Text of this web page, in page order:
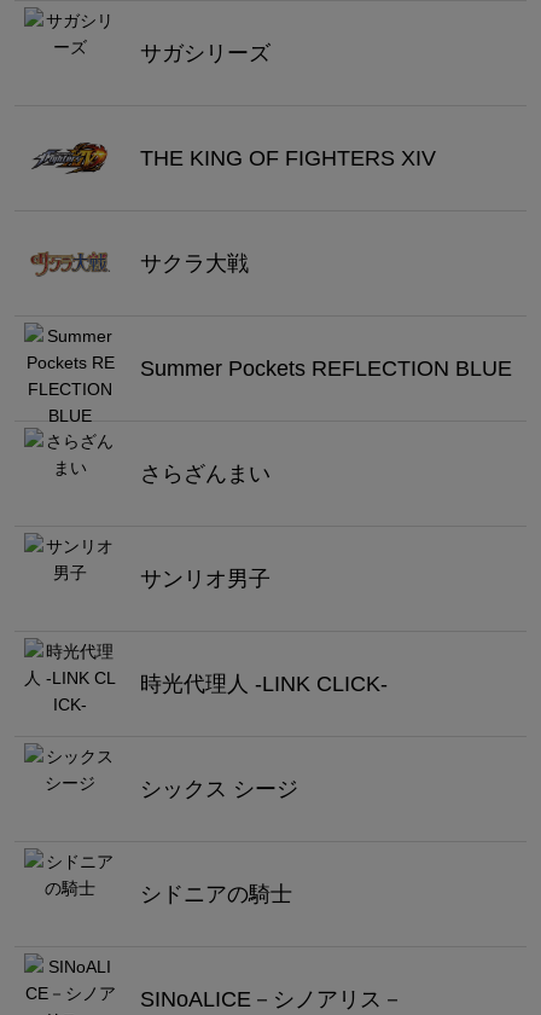
サガシリーズ
THE KING OF FIGHTERS XIV
サクラ大戦
Summer Pockets REFLECTION BLUE
さらざんまい
サンリオ男子
時光代理人 -LINK CLICK-
シックス シージ
シドニアの騎士
SINoALICE－シノアリス－